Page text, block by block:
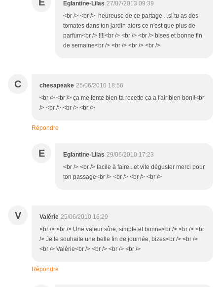
Eglantine-Lilas 27/07/2013 09:39
<br /> <br /> heureuse de ce partage ...si tu as des
tomates dans ton jardin alors ce n'est que plus de
parfum<br /> !!!!<br /> <br /> <br /> bises et bonne fin
de semaine<br /> <br /> <br /> <br />
C chesapeake 25/06/2010 18:56
<br /> <br /> ça me tente bien ta recette ça a l'air bien bon!!<br
/> <br /> <br /> <br />
Répondre
E Eglantine-Lilas 29/06/2010 17:23
<br /> <br /> facile à faire...et vite déguster merci pour
ton passage<br /> <br /> <br /> <br />
V Valérie 25/06/2010 16:29
<br /> <br /> Une valeur sûre, simple et bonne<br /> <br /> <br
/> Je te souhaite une belle fin de journée, bizes<br /> <br />
<br /> Valérie<br /> <br /> <br /> <br />
Répondre